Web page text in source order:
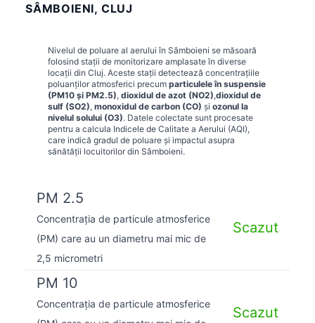
SÂMBOIENI, CLUJ
Nivelul de poluare al aerului în Sâmboieni se măsoară
folosind stații de monitorizare amplasate în diverse
locații din Cluj. Aceste stații detectează concentrațiile
poluanților atmosferici precum particulele în suspensie
(PM10 și PM2.5), dioxidul de azot (NO2),dioxidul de
sulf (SO2), monoxidul de carbon (CO) și ozonul la
nivelul solului (O3). Datele colectate sunt procesate
pentru a calcula Indicele de Calitate a Aerului (AQI),
care indică gradul de poluare și impactul asupra
sănătății locuitorilor din Sâmboieni.
PM 2.5
Concentrația de particule atmosferice
(PM) care au un diametru mai mic de
2,5 micrometri
Scazut
PM 10
Concentrația de particule atmosferice
Scazut